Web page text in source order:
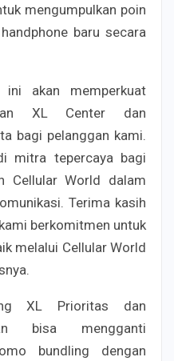
mengumpulkan poin
baru secara
ini akan memperkuat
XL Center dan
bagi pelanggan kami.
mitra tepercaya bagi
Cellular World dalam
Terima kasih
berkomitmen untuk
melalui Cellular World
XL Prioritas dan
bisa mengganti
bundling dengan